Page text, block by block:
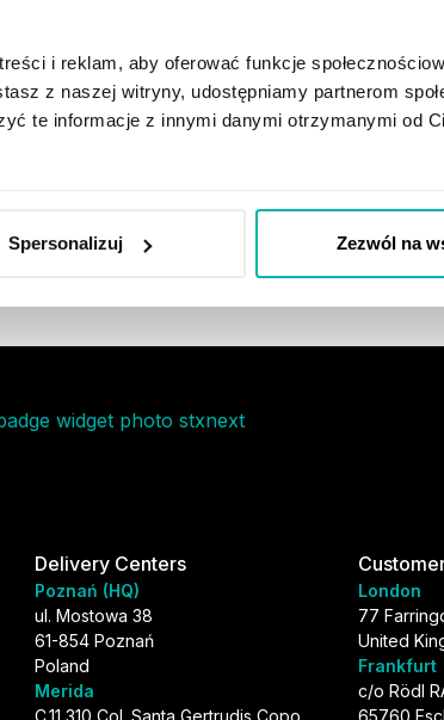
i reklam, aby oferować funkcje
z naszej witryny, udostępniamy partnerom
te informacje z innymi danymi otrzymanymi od
Spersonalizuj Zezwól na
the Power of
Meetings
Delivery Centers
Poznań (HQ)
ul. Mostowa 38
61-854 Poznań
Poland
Merida
C.11 310 Col. Santa Gertrudis Copo
London
77
United
Frankfurt
c/o Rödl
65760